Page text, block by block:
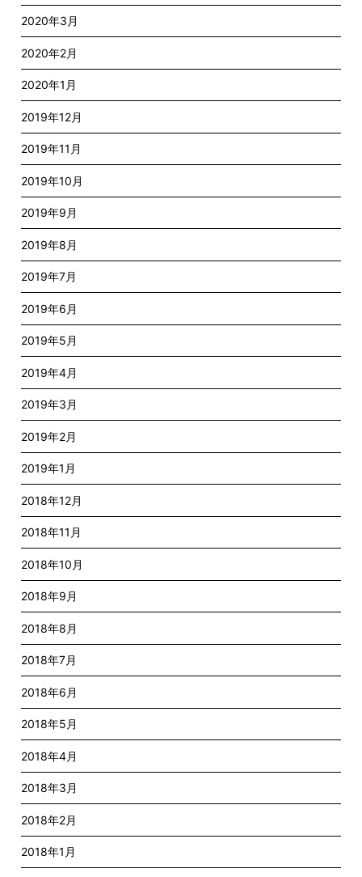
2020年3月
2020年2月
2020年1月
2019年12月
2019年11月
2019年10月
2019年9月
2019年8月
2019年7月
2019年6月
2019年5月
2019年4月
2019年3月
2019年2月
2019年1月
2018年12月
2018年11月
2018年10月
2018年9月
2018年8月
2018年7月
2018年6月
2018年5月
2018年4月
2018年3月
2018年2月
2018年1月